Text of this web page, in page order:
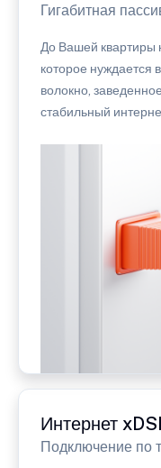
Гигабитная
До Вашей квартиры
которое нуждается
волокно,
стабильный
Интернет
Подключение по